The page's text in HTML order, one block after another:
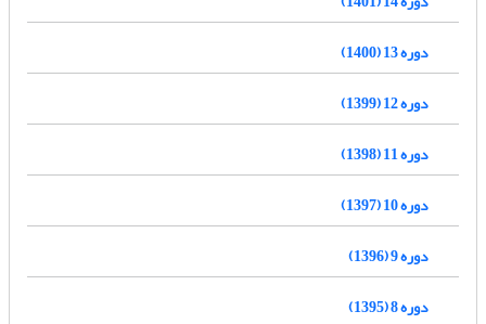
دوره 13 (1400)
دوره 12 (1399)
دوره 11 (1398)
دوره 10 (1397)
دوره 9 (1396)
دوره 8 (1395)